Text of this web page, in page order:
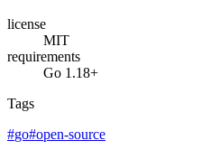
license
MIT
requirements
Go 1.18+
Tags
#go#open-source